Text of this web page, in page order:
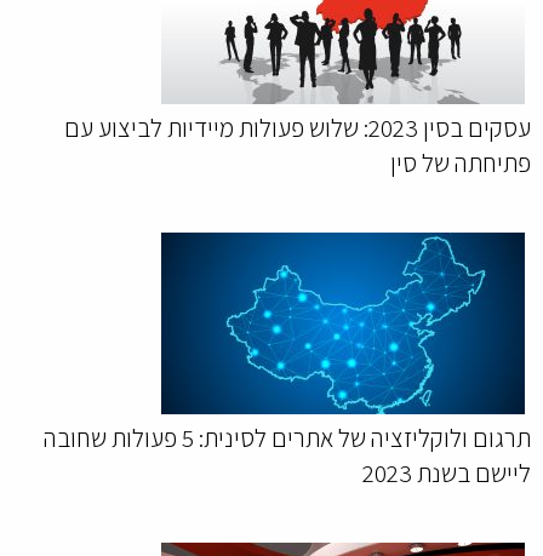
עסקים בסין 2023: שלוש פעולות מיידיות לביצוע עם
פתיחתה של סין
תרגום ולוקליזציה של אתרים לסינית: 5 פעולות שחובה
ליישם בשנת 2023